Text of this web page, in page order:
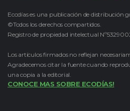
Ecodías es una publicación de distribución
©Todos los derechos compartidos.
Registro de propiedad intelectual
Los artículos firmados no reflejan
Agradecemos citar la fuente cuando
una copia a la editorial.
CONOCE MAS SOBRE ECODÍAS!